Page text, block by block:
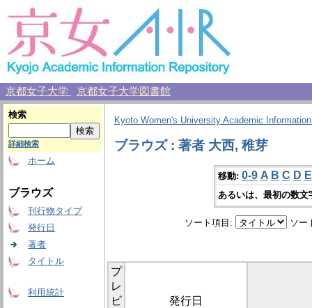
京都女子大学 京都女子大学図書館
検索
詳細検索
ホーム
ブラウズ
刊行物タイプ
発行日
著者
タイトル
利用統計
Kyoto Women's University Academic
ブラウズ : 著者 大西, 稚芽
移動: 0-9 A B C D E
あるいは、最初の数
ソート項目: ソー
プ
レ
ビ
発行日